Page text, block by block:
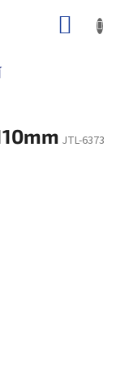
JTL-6373